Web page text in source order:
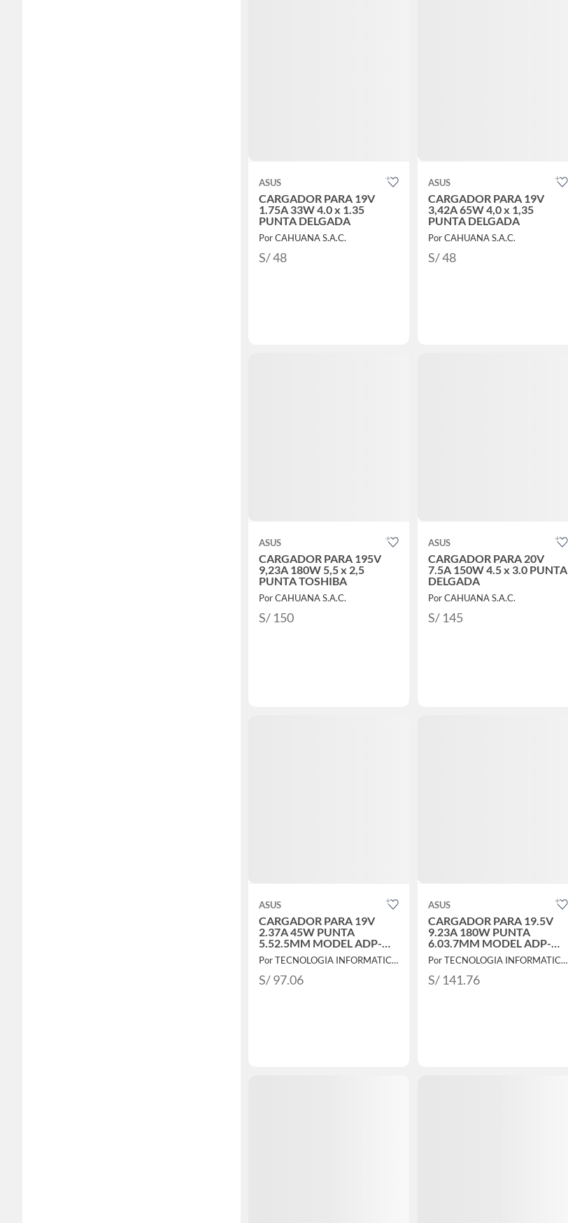
ASUS
CARGADOR PARA 19V
1.75A 33W 4.0 x 1.35
PUNTA DELGADA
Por CAHUANA S.A.C.
S/ 48
ASUS
CARGADOR PARA 19V
3,42A 65W 4,0 x 1,35
PUNTA DELGADA
Por CAHUANA S.A.C.
S/ 48
ASUS
CARGADOR PARA 195V
9,23A 180W 5,5 x 2,5
PUNTA TOSHIBA
Por CAHUANA S.A.C.
S/ 150
ASUS
CARGADOR PARA 20V
7.5A 150W 4.5 x 3.0 PUNTA
DELGADA
Por CAHUANA S.A.C.
S/ 145
ASUS
CARGADOR PARA 19V
2.37A 45W PUNTA
5.52.5MM MODEL ADP-
45BW A
Por TECNOLOGIA INFORMATICA Y CONSULTORIA
S/ 97.06
ASUS
CARGADOR PARA 19.5V
9.23A 180W PUNTA
6.03.7MM MODEL ADP-
180MB F
Por TECNOLOGIA INFORMATICA Y CONSULTORIA
S/ 141.76